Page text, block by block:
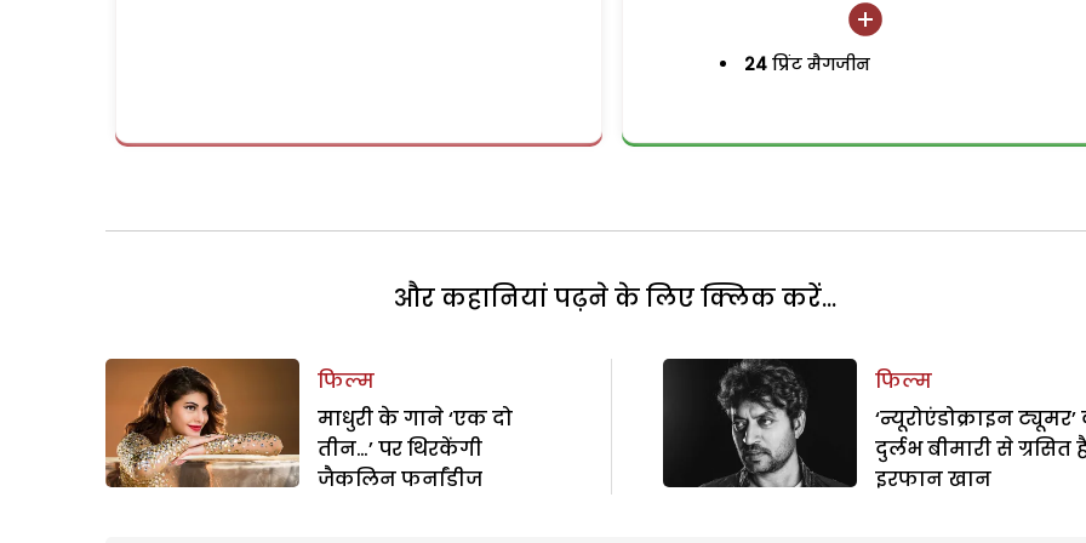
24 प्रिंट मैगजीन
और कहानियां पढ़ने के लिए क्लिक करें...
फिल्म
माधुरी के गाने ‘एक दो
तीन…’ पर थिरकेंगी
जैकलिन फर्नांडीज
फिल्म
‘न्यूरोएंडोक्राइन
दुर्लभ बीमारी से ग्रसित
इरफान खान